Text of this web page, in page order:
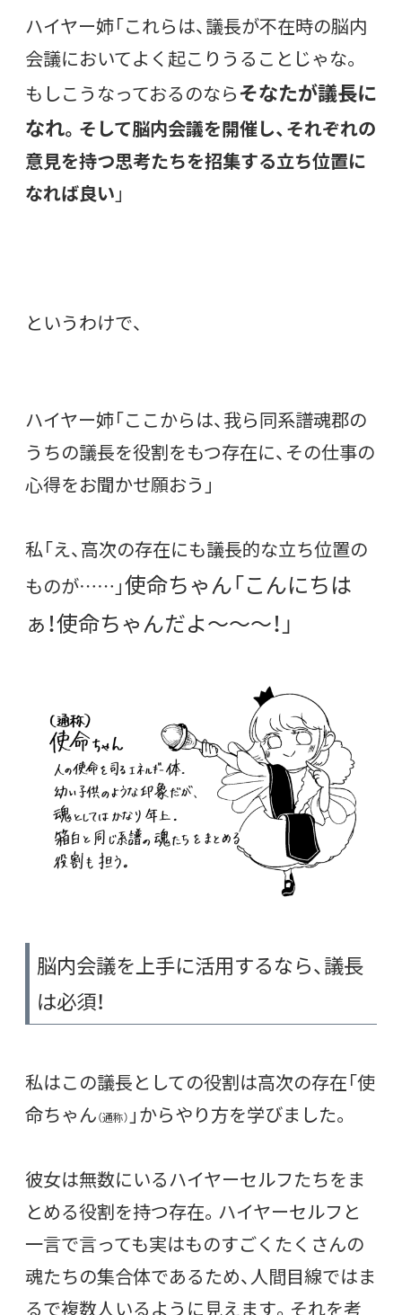
ハイヤー姉「これらは、議長が不在時の脳内
会議においてよく起こりうることじゃな。
もしこうなっておるのならそなたが議長に
なれ。そして脳内会議を開催し、それぞれの
意見を持つ思考たちを招集する立ち位置に
なれば良い 」
というわけで、
ハイヤー姉「ここからは、我ら同系譜魂郡の
うちの議長を役割をもつ存在に、その仕事の
心得をお聞かせ願おう」
私「え、高次の存在にも議長的な立ち位置の
ものが……」使命ちゃん「こんにちは
ぁ！使命ちゃんだよ〜〜〜！」
脳内会議を上手に活用するなら、議長
は必須！
私はこの議長としての役割は高次の存在「使
命ちゃん（通称） 」からやり方を学びました。
彼女は無数にいるハイヤーセルフたちをま
とめる役割を持つ存在。ハイヤーセルフと
一言で言っても実はものすごくたくさんの
魂たちの集合体であるため、人間目線ではま
るで複数人いるように見えます。それを考